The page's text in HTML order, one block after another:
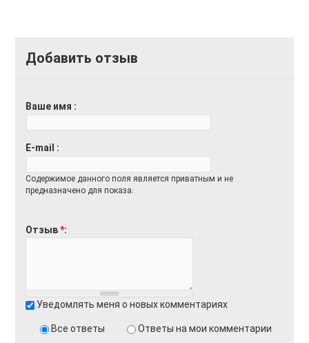
Добавить отзыв
Ваше имя
E-mail
Содержимое данного поля является приватным и не
предназначено для показа.
Отзыв*
Уведомлять меня о новых комментариях
Все ответы
Ответы на мои комментарии